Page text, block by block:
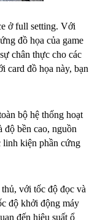
ở full setting. Với
đồ họa của game
chân thực cho các
card đồ họa này, bạn
bộ hệ thống hoạt
độ bền cao, nguồn
linh kiện phần cứng
với tốc độ đọc và
độ khởi động máy
đến hiệu suất ổ